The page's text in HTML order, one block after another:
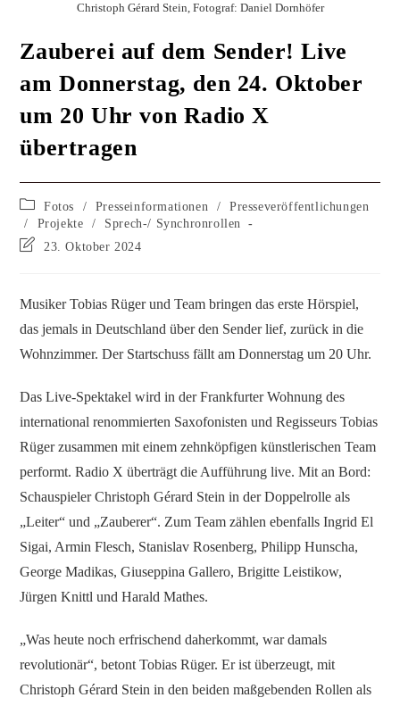
Christoph Gérard Stein, Fotograf: Daniel Dornhöfer
Zauberei auf dem Sender! Live
am Donnerstag, den 24. Oktober
um 20 Uhr von Radio X
übertragen
Fotos / Presseinformationen /
Presseveröffentlichungen
/
Projekte /
Sprech-/ Synchronrollen
23. Oktober 2024
Musiker Tobias Rüger und Team bringen das erste Hörspiel,
das jemals in Deutschland über den Sender lief, zurück in die
Wohnzimmer. Der Startschuss fällt am Donnerstag um 20 Uhr.
Das Live-Spektakel wird in der Frankfurter Wohnung des
international renommierten Saxofonisten und Regisseurs Tobias
Rüger zusammen mit einem zehnköpfigen künstlerischen Team
performt. Radio X überträgt die Aufführung live. Mit an Bord:
Schauspieler Christoph Gérard Stein in der Doppelrolle als
„Leiter“ und „Zauberer“. Zum Team zählen ebenfalls Ingrid El
Sigai, Armin Flesch, Stanislav Rosenberg, Philipp Hunscha,
George Madikas, Giuseppina Gallero, Brigitte Leistikow,
Jürgen Knittl und Harald Mathes.
„Was heute noch erfrischend daherkommt, war damals
revolutionär“, betont Tobias Rüger. Er ist überzeugt, mit
Christoph Gérard Stein in den beiden maßgebenden Rollen als